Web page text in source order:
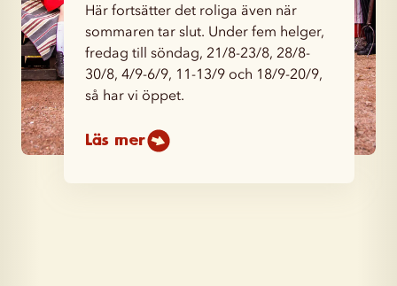
Här fortsätter det roliga även när
sommaren tar slut. Under fem helger,
fredag till söndag, 21/8-23/8, 28/8-
30/8, 4/9-6/9, 11-13/9 och 18/9-20/9,
så har vi öppet.
Läs mer